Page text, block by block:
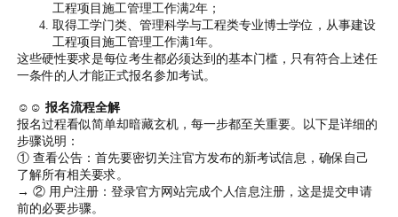
工程项目施工管理工作满2年；
取得工学门类、管理科学与工程类专业博士学位，从事建设
工程项目施工管理工作满1年。
这些硬性要求是每位考生都必须达到的基本门槛，只有符合上述任
一条件的人才能正式报名参加考试。
☺☺ 报名流程全解
报名过程看似简单却暗藏玄机，每一步都至关重要。以下是详细的
步骤说明：
① 查看公告：首先要密切关注官方发布的新考试信息，确保自己
了解所有相关要求。
→ ② 用户注册：登录官方网站完成个人信息注册，这是提交申请
前的必要步骤。